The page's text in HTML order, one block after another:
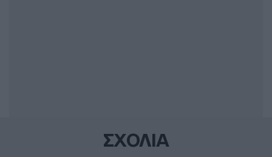
ΣΧΟΛΙΑ